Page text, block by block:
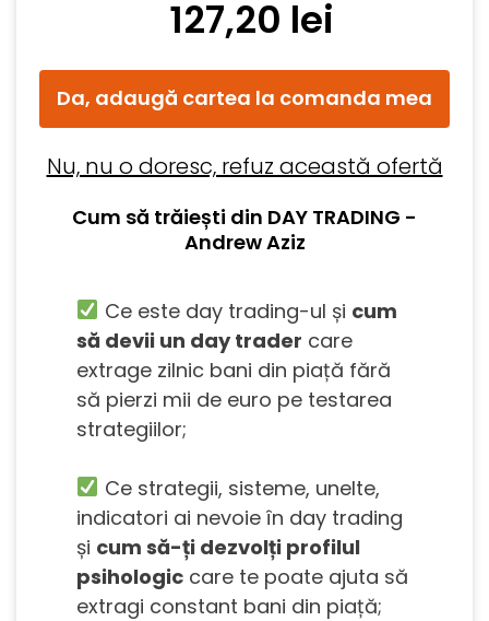
127,20 lei
Da, adaugă cartea la comanda mea
Nu, nu o doresc, refuz această ofertă
Cum să trăiești din DAY TRADING -
Andrew Aziz
Ce este day trading-ul și cum
să devii un day trader care
extrage zilnic bani din piață fără
să pierzi mii de euro pe testarea
strategiilor;
Ce strategii, sisteme, unelte,
indicatori ai nevoie în day trading
și cum să-ți dezvolți profilul
psihologic care te poate ajuta să
extragi constant bani din piață;